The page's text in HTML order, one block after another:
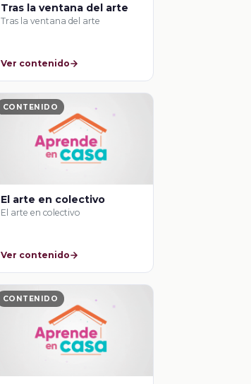
Tras la ventana del arte
Tras la ventana del arte
Ver contenido
CONTENIDO
El arte en colectivo
El arte en colectivo
Ver contenido
CONTENIDO